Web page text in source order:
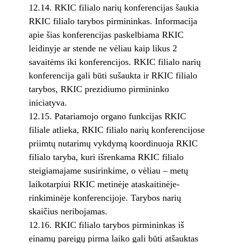
12.14. RKIC filialo narių konferencijas šaukia
RKIC filialo tarybos pirmininkas. Informacija
apie šias konferencijas paskelbiama RKIC
leidinyje ar stende ne vėliau kaip likus 2
savaitėms iki konferencijos. RKIC filialo narių
konferencija gali būti sušaukta ir RKIC filialo
tarybos, RKIC prezidiumo pirmininko
iniciatyva.
12.15. Patariamojo organo funkcijas RKIC
filiale atlieka, RKIC filialo narių konferencijose
priimtų nutarimų vykdymą koordinuoja RKIC
filialo taryba, kuri išrenkama RKIC filialo
steigiamajame susirinkime, o vėliau – metų
laikotarpiui RKIC metinėje ataskaitinėje-
rinkiminėje konferencijoje. Tarybos narių
skaičius neribojamas.
12.16. RKIC filialo tarybos pirmininkas iš
einamų pareigų pirma laiko gali būti atšauktas